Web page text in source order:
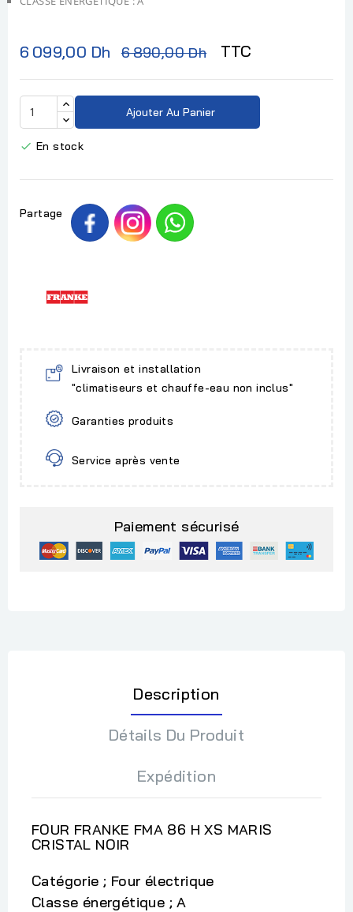
6 099,00 Dh 6 890,00 Dh TTC
Ajouter Au Panier
 En stock
Partage
Livraison et installation
"climatiseurs et chauffe-eau non inclus"
Garanties produits
Service après vente
Paiement sécurisé
Description
Détails Du Produit
Expédition
FOUR FRANKE FMA 86 H XS MARIS
CRISTAL NOIR
Catégorie ; Four électrique
Classe énergétique ; A